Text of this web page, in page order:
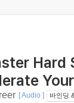
Hard
[ Audio ] 바인딩